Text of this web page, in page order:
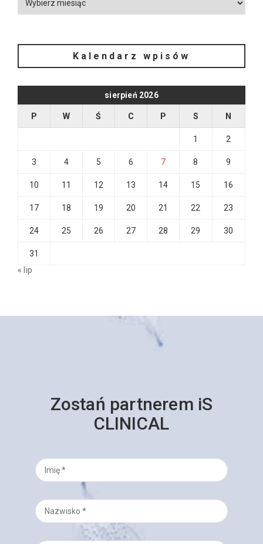
Kalendarz wpisów
sierpień 2026
P W Ś C P S N
1 2
3 4 5 6 7 8 9
10 11 12 13 14 15 16
17 18 19 20 21 22 23
24 25 26 27 28 29 30
31
« lip
Zostań partnerem iS
CLINICAL